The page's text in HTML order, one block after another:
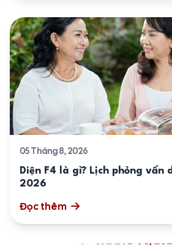
05 Tháng 8, 2026
Diện F4 là gì? Lịch phỏng vấn
2026
Đọc thêm